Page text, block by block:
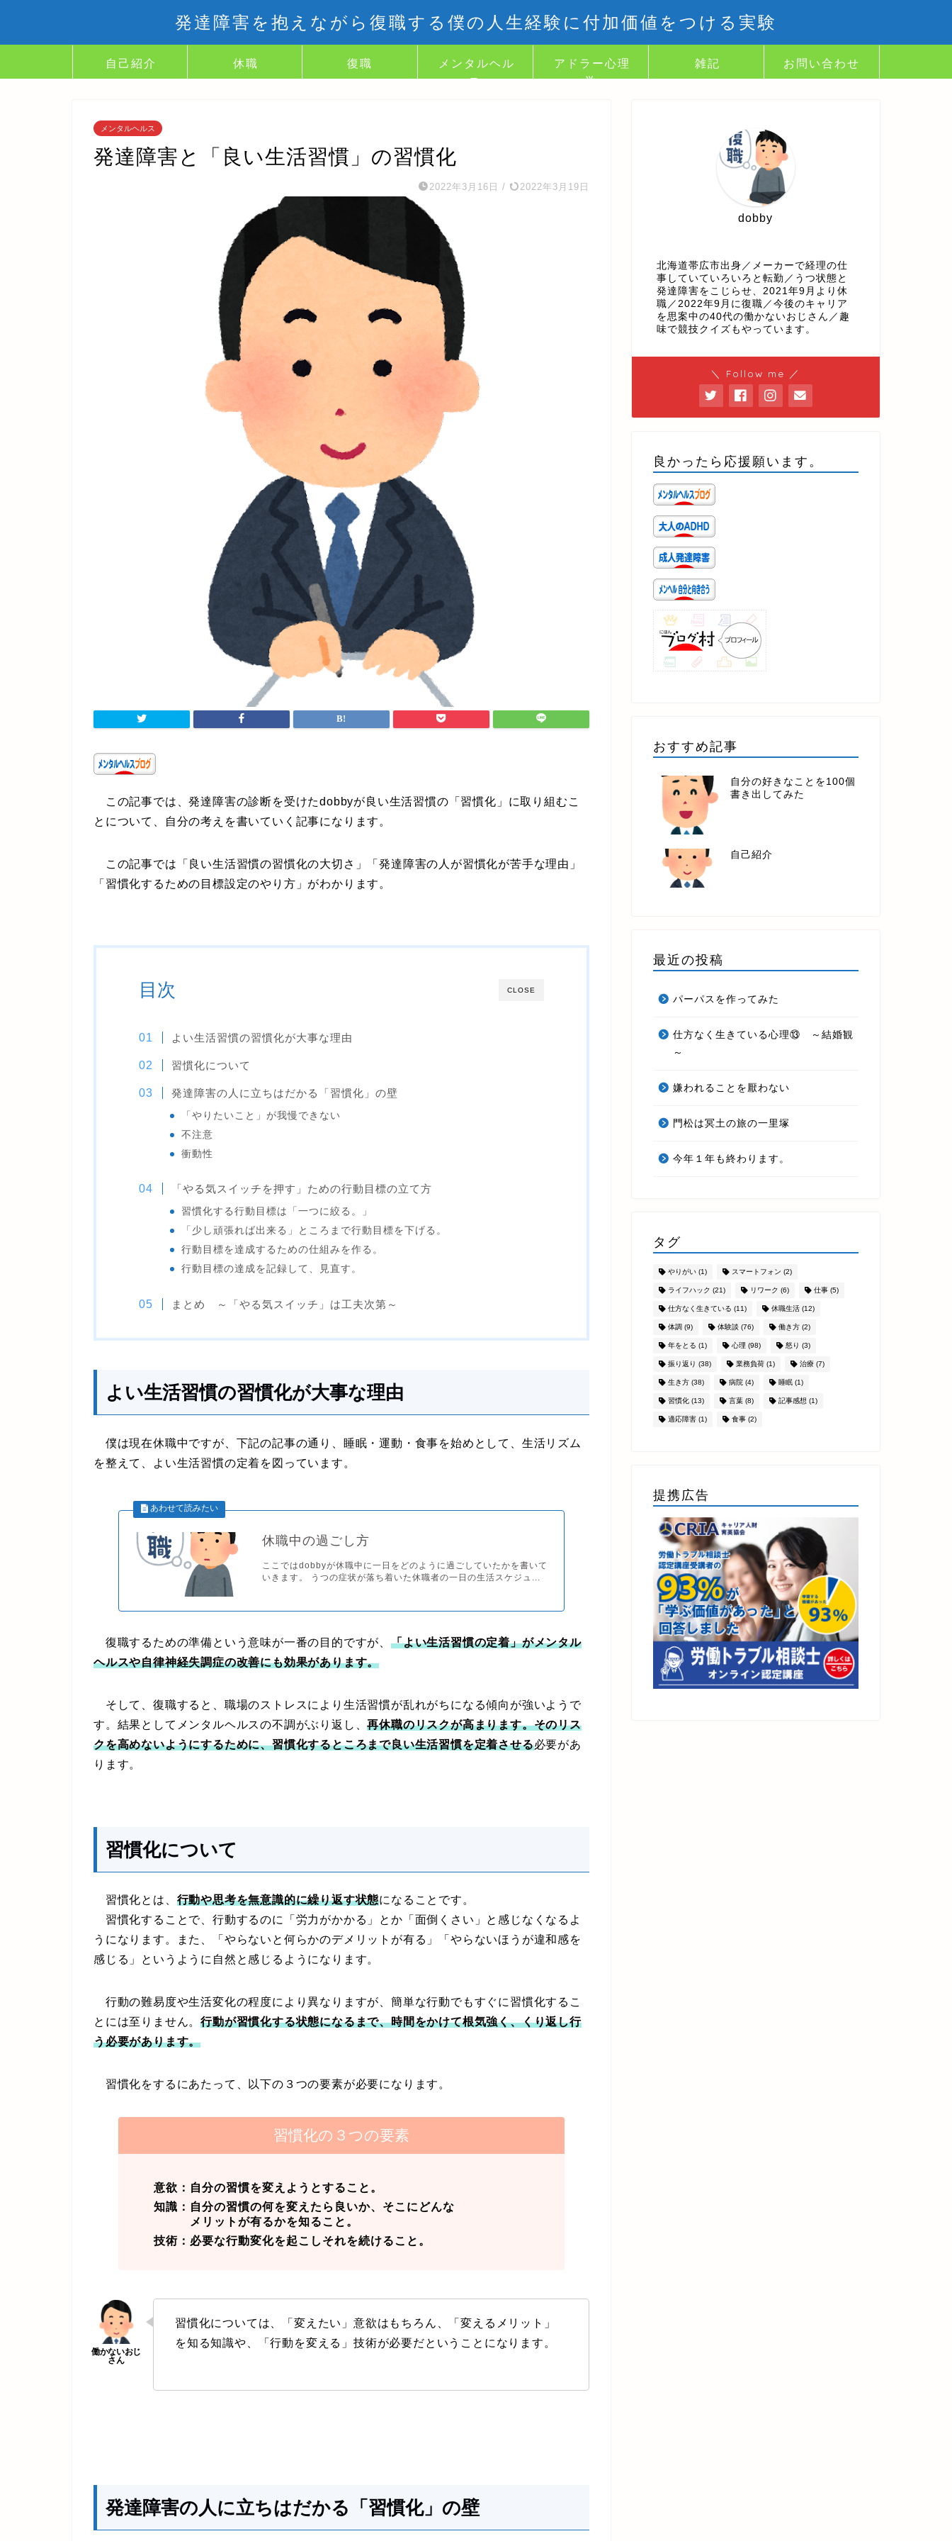
発達障害を抱えながら復職する僕の人生経験に付加価値をつける実験
自己紹介 休職 復職
メンタルヘル
ス
アドラー心理
学
雑記 お問い合わせ
メンタルヘルス
発達障害と「良い生活習慣」の習慣化
2022年3月16日 / 2022年3月19日
この記事では、発達障害の診断を受けたdobbyが良い生活習慣の「習慣化」に取り組むこ
とについて、自分の考えを書いていく記事になります。
この記事では「良い生活習慣の習慣化の大切さ」「発達障害の人が習慣化が苦手な理由」
「習慣化するための目標設定のやり方」がわかります。
CLOSE
目次
よい生活習慣の習慣化が大事な理由
習慣化について
発達障害の人に立ちはだかる「習慣化」の壁
「やりたいこと」が我慢できない
不注意
衝動性
「やる気スイッチを押す」ための行動目標の立て方
習慣化する行動目標は「一つに絞る。」
「少し頑張れば出来る」ところまで行動目標を下げる。
行動目標を達成するための仕組みを作る。
行動目標の達成を記録して、見直す。
まとめ ～「やる気スイッチ」は工夫次第～
よい生活習慣の習慣化が大事な理由
僕は現在休職中ですが、下記の記事の通り、睡眠・運動・食事を始めとして、生活リズム
を整えて、よい生活習慣の定着を図っています。
休職中の過ごし方
ここではdobbyが休職中に一日をどのように過ごしていたかを書いて
いきます。 うつの症状が落ち着いた休職者の一日の生活スケジュ...
復職するための準備という意味が一番の目的ですが、 「よい生活習慣の定着」がメンタル
ヘルスや自律神経失調症の改善にも効果があります。
そして、復職すると、職場のストレスにより生活習慣が乱れがちになる傾向が強いようで
す。結果としてメンタルヘルスの不調がぶり返し、再休職のリスクが高まります。そのリス
クを高めないようにするために、習慣化するところまで良い生活習慣を定着させる必要があ
ります。
習慣化について
習慣化とは、 行動や思考を無意識的に繰り返す状態になることです。
習慣化することで、行動するのに「労力がかかる」とか「面倒くさい」と感じなくなるよ
うになります。また、「やらないと何らかのデメリットが有る」「やらないほうが違和感を
感じる」というように自然と感じるようになります。
行動の難易度や生活変化の程度により異なりますが、簡単な行動でもすぐに習慣化するこ
とには至りません。行動が習慣化する状態になるまで、時間をかけて根気強く、くり返し行
う必要があります。
習慣化をするにあたって、以下の３つの要素が必要になります。
習慣化の３つの要素
意欲：自分の習慣を変えようとすること。
知識：自分の習慣の何を変えたら良いか、そこにどんな
メリットが有るかを知ること。
技術：必要な行動変化を起こしそれを続けること。
習慣化については、「変えたい」意欲はもちろん、「変えるメリット」
を知る知識や、「行動を変える」技術が必要だということになります。
発達障害の人に立ちはだかる「習慣化」の壁
dobby
北海道帯広市出身／メーカーで経理の仕
事していていろいろと転勤／うつ状態と
発達障害をこじらせ、2021年9月より休
職／2022年9月に復職／今後のキャリア
を思案中の40代の働かないおじさん／趣
味で競技クイズもやっています。
＼ Follow me ／
良かったら応援願います。
おすすめ記事
自分の好きなことを100個
書き出してみた
自己紹介
最近の投稿
パーパスを作ってみた
仕方なく生きている心理⑬ ～結婚観
～
嫌われることを厭わない
門松は冥土の旅の一里塚
今年１年も終わります。
タグ
やりがい(1) スマートフォン (2)
ライフハック (21) リワーク (6) 仕事(5)
仕方なく生きている (11) 休職生活(12)
体調 (9) 体験談 (76) 働き方(2)
年をとる (1) 心理 (98) 怒り (3)
振り返り (38) 業務負荷(1) 治療(7)
生き方(38) 病院(4) 睡眠(1)
習慣化(13) 言葉(8) 記事感想 (1)
適応障害(1) 食事(2)
提携広告